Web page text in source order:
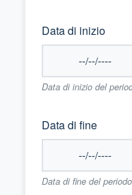
Data di inizio
Data di inizio del
Data di fine
Data di fine del